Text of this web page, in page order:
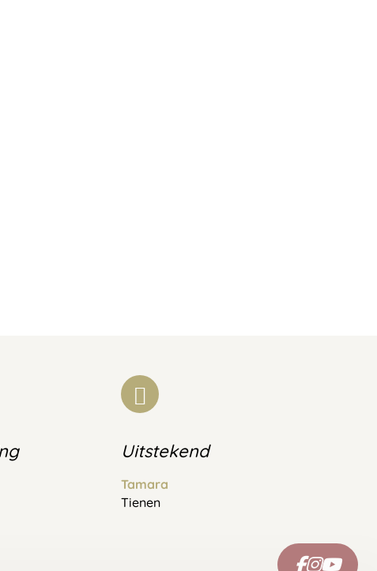
Uitstekend
Tamara
Tienen